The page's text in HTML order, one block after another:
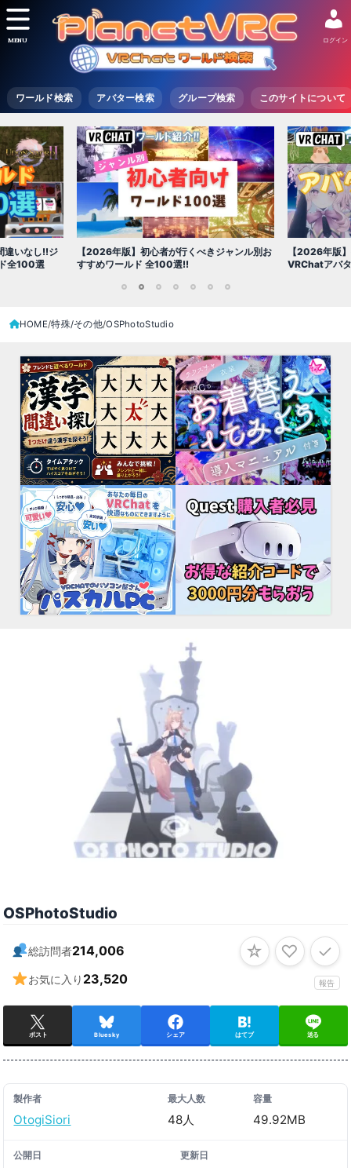
ワールド検索 アバター検索 グループ検索 このサイトについて
ログイン
MENU
ャンル別お
【2026年版】初心者必見!!無料で使える
VRChatアバター（アバターワールド紹介）
【2026年版
世界を味わえ
HOME 特殊/その他 OSPhotoStudio
OSPhotoStudio
総訪問者214,006
お気に入り 23,520 報告
☆ ♡ ✓
ポスト Bluesky シェア はてブ 送る
製作者
OtogiSiori
最大人数
48人
容量
49.92MB
公開日 更新日